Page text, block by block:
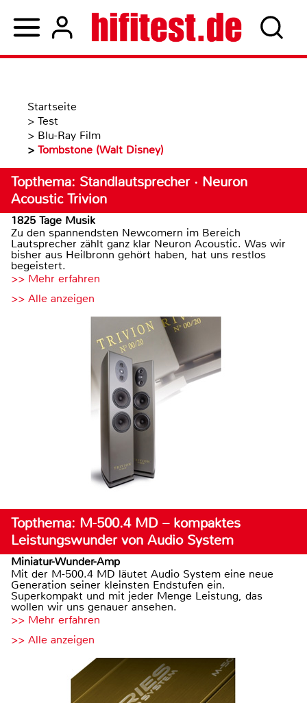
Startseite
> Test
> Blu-Ray Film
> Tombstone (Walt Disney)
Topthema: Standlautsprecher · Neuron
Acoustic Trivion
1825 Tage Musik
Zu den spannendsten Newcomern im Bereich
Lautsprecher zählt ganz klar Neuron Acoustic. Was wir
bisher aus Heilbronn gehört haben, hat uns restlos
begeistert.
>> Mehr erfahren
>> Alle anzeigen
Topthema: M-500.4 MD – kompaktes
Leistungswunder von Audio System
Miniatur-Wunder-Amp
Mit der M-500.4 MD läutet Audio System eine neue
Generation seiner kleinsten Endstufen ein.
Superkompakt und mit jeder Menge Leistung, das
wollen wir uns genauer ansehen.
>> Mehr erfahren
>> Alle anzeigen